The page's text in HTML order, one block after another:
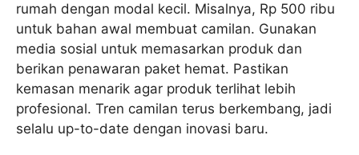
rumah dengan modal kecil. Misalnya, Rp 500 ribu
untuk bahan awal membuat camilan. Gunakan
media sosial untuk memasarkan produk dan
berikan penawaran paket hemat. Pastikan
kemasan menarik agar produk terlihat lebih
profesional. Tren camilan terus berkembang, jadi
selalu up-to-date dengan inovasi baru.